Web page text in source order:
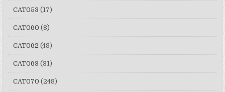
CAT053 (17)
CAT060 (8)
CAT062 (48)
CAT063 (31)
CAT070 (248)